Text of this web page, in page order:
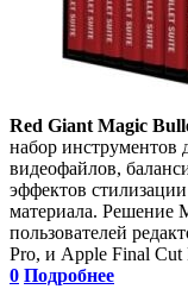
Red Giant Magic
набор инструментов
видеофайлов,
эффектов
материала. Решение
пользователей
Pro, и Apple Final Cut
0 Подробнее